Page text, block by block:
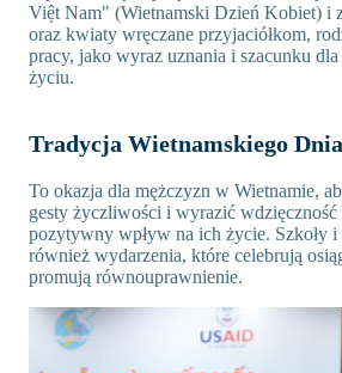
Việt Nam" (Wietnamski Dzień Kobiet) i
oraz kwiaty wręczane przyjaciółkom,
pracy, jako wyraz uznania i szacunku
życiu.
Tradycja Wietnamskiego
To okazja dla mężczyzn w Wietnamie,
gesty życzliwości i wyrazić wdzięczność
pozytywny wpływ na ich życie. Szkoły
również wydarzenia, które celebrują
promują równouprawnienie.